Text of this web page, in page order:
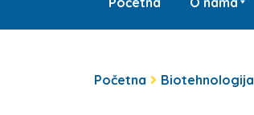
Početna Biotehnologija